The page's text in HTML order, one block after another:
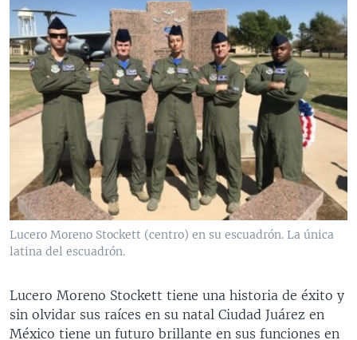
Lucero Moreno Stockett (centro) en su escuadrón. La única
latina del escuadrón.
Lucero Moreno Stockett tiene una historia de éxito y
sin olvidar sus raíces en su natal Ciudad Juárez en
México tiene un futuro brillante en sus funciones en